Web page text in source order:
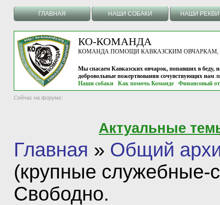
ГЛАВНАЯ НАШИ СОБАКИ НАШИ
КО-КОМАНДА
КОМАНДА ПОМОЩИ КАВКАЗСКИМ ОВЧАРКАМ, г.
Мы спасаем Кавказских овчарок, попавших в беду,
добровольные пожертвования сочувствующих нам
Наши собаки
Как помочь Команде Финансовый
Сейчас на форуме:
Актуальные
Главная » Общий
(крупные служебные-
Свободно.